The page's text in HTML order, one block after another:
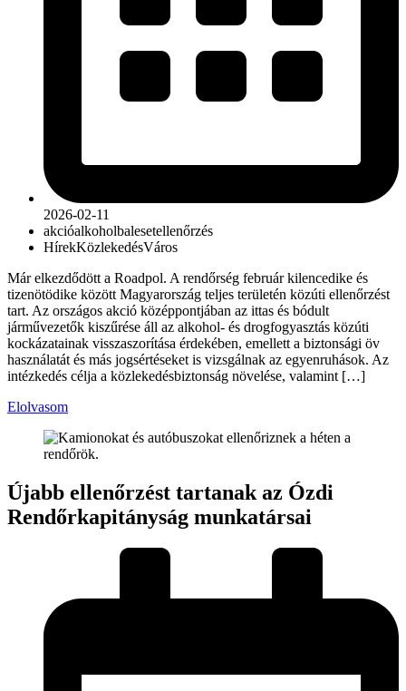
2026-02-11
akcióalkoholbalesetellenőrzés
HírekKözlekedésVáros
Már elkezdődött a Roadpol. A rendőrség február kilencedike és
tizenötödike között Magyarország teljes területén közúti ellenőrzést
tart. Az országos akció középpontjában az ittas és bódult
járművezetők kiszűrése áll az alkohol- és drogfogyasztás közúti
kockázatainak visszaszorítása érdekében, emellett a biztonsági öv
használatát és más jogsértéseket is vizsgálnak az egyenruhások. Az
intézkedés célja a közlekedésbiztonság növelése, valamint […]
Elolvasom
Újabb ellenőrzést tartanak az Ózdi
Rendőrkapitányság munkatársai